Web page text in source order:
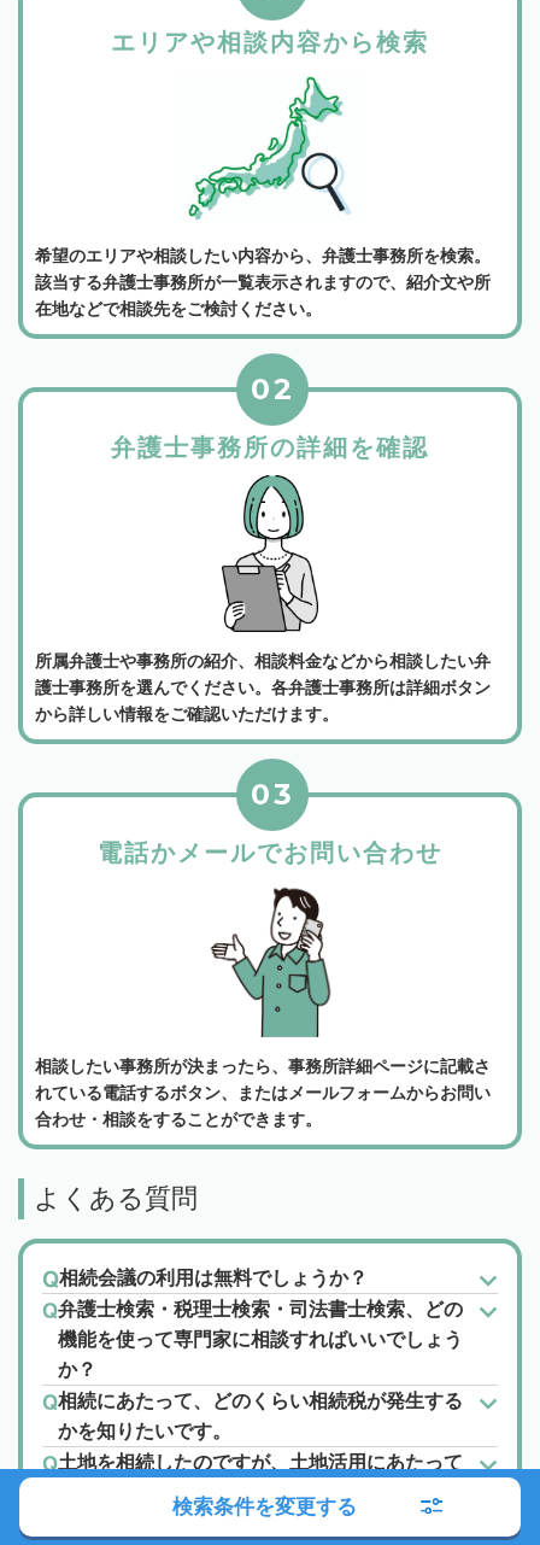
エリアや相談内容から検索
希望のエリアや相談したい内容から、弁護士事務所を検索。
該当する弁護士事務所が一覧表示されますので、紹介文や所
在地などで相談先をご検討ください。
弁護士事務所の詳細を確認
02
所属弁護士や事務所の紹介、相談料金などから相談したい弁
護士事務所を選んでください。各弁護士事務所は詳細ボタン
から詳しい情報をご確認いただけます。
電話かメールでお問い合わせ
03
相談したい事務所が決まったら、事務所詳細ページに記載さ
れている電話するボタン、またはメールフォームからお問い
合わせ・相談をすることができます。
よくある質問
相続会議の利用は無料でしょうか？
弁護士検索・税理士検索・司法書士検索、どの
機能を使って専門家に相談すればいいでしょう
か？
相続にあたって、どのくらい相続税が発生する
かを知りたいです。
土地を相続したのですが、土地活用にあたって
信頼できる相談先を探しています。
相続についてわからない事が多いため、手続き
検索条件を変更する